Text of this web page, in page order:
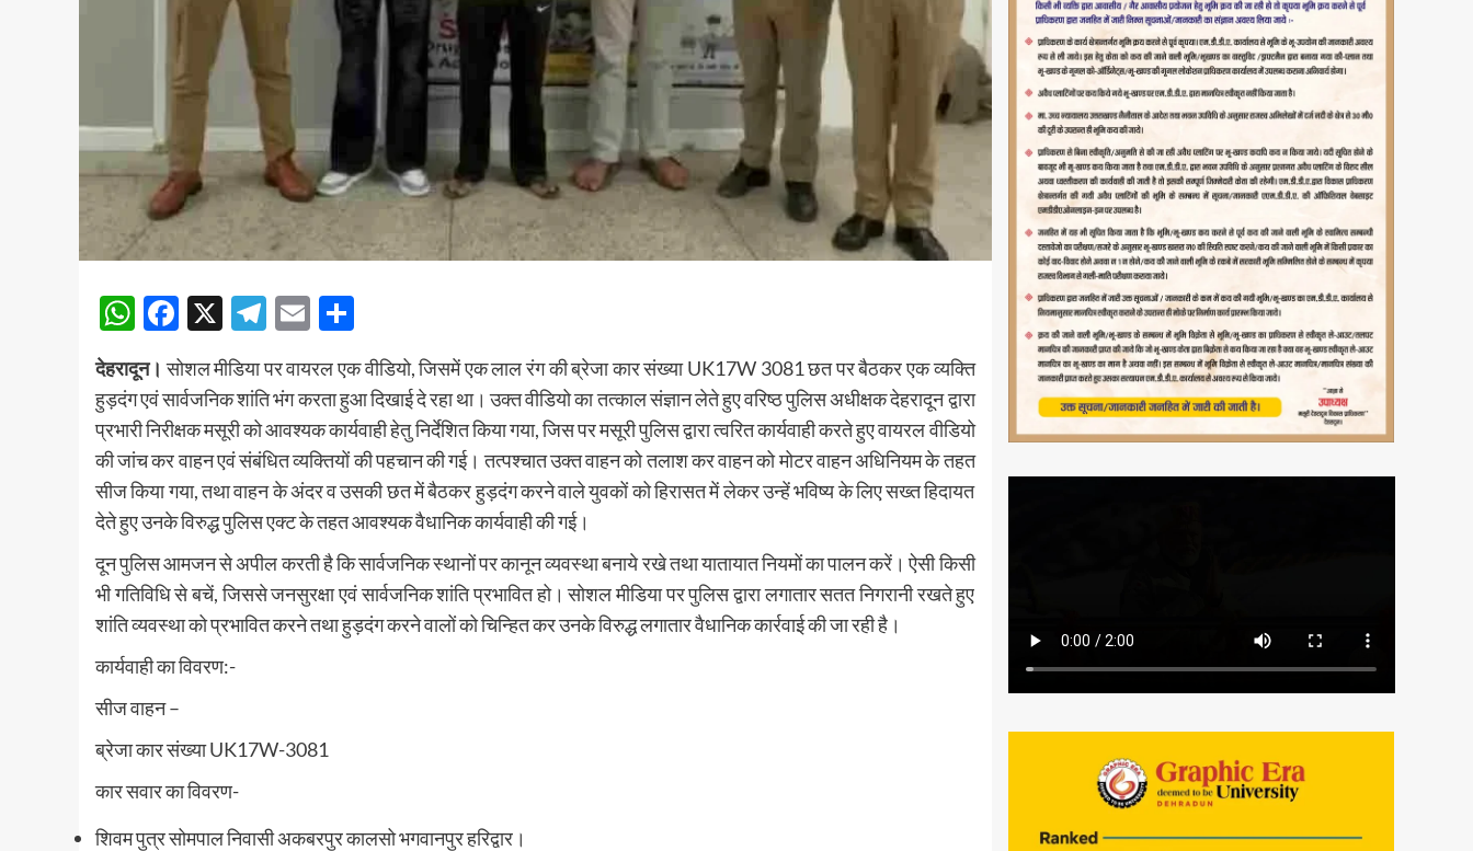
WhatsApp
Facebook
X Telegram
Email
देहरादून।सोशल मीडिया पर वायरल एक वीडियो, जिसमें एक लाल रंग की ब्रेजा कार संख्या UK17W 3081 छत पर बैठकर एक व्यक्ति
हुड़दंग एवं सार्वजनिक शांति भंग करता हुआ दिखाई दे रहा था। उक्त वीडियो का तत्काल संज्ञान लेते हुए वरिष्ठ पुलिस अधीक्षक देहरादून द्वारा
प्रभारी निरीक्षक मसूरी को आवश्यक कार्यवाही हेतु निर्देशित किया गया, जिस पर मसूरी पुलिस द्वारा त्वरित कार्यवाही करते हुए वायरल वीडियो
की जांच कर वाहन एवं संबंधित व्यक्तियों की पहचान की गई। तत्पश्चात उक्त वाहन को तलाश कर वाहन को मोटर वाहन अधिनियम के तहत
सीज किया गया, तथा वाहन के अंदर व उसकी छत में बैठकर हुड़दंग करने वाले युवकों को हिरासत में लेकर उन्हें भविष्य के लिए सख्त हिदायत
देते हुए उनके विरुद्ध पुलिस एक्ट के तहत आवश्यक वैधानिक कार्यवाही की गई।
दून पुलिस आमजन से अपील करती है कि सार्वजनिक स्थानों पर कानून व्यवस्था बनाये रखे तथा यातायात नियमों का पालन करें। ऐसी किसी
भी गतिविधि से बचें, जिससे जनसुरक्षा एवं सार्वजनिक शांति प्रभावित हो। सोशल मीडिया पर पुलिस द्वारा लगातार सतत निगरानी रखते हुए
शांति व्यवस्था को प्रभावित करने तथा हुड़दंग करने वालों को चिन्हित कर उनके विरुद्ध लगातार वैधानिक कार्रवाई की जा रही है।
कार्यवाही का विवरण:-
सीज वाहन –
ब्रेजा कार संख्या UK17W-3081
कार सवार का विवरण-
शिवम पुत्र सोमपाल निवासी अकबरपुर कालसो भगवानपुर हरिद्वार।